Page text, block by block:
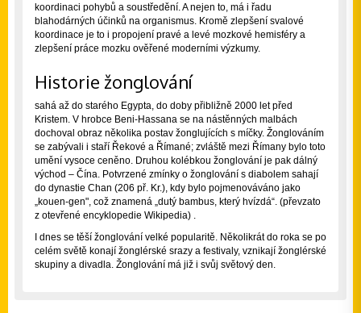
koordinaci pohybů a soustředění. A nejen to, má i řadu
blahodárných účinků na organismus. Kromě zlepšení svalové
koordinace je to i propojení pravé a levé mozkové hemisféry a
zlepšení práce mozku ověřené moderními výzkumy.
Historie žonglování
sahá až do starého Egypta, do doby přibližně 2000 let před
Kristem. V hrobce Beni-Hassana se na nástěnných malbách
dochoval obraz několika postav žonglujících s míčky. Žonglováním
se zabývali i staří Řekové a Římané; zvláště mezi Římany bylo toto
umění vysoce ceněno. Druhou kolébkou žonglování je pak dálný
východ – Čína. Potvrzené zmínky o žonglování s diabolem sahají
do dynastie Chan (206 př. Kr.), kdy bylo pojmenováváno jako
„kouen-gen", což znamená „dutý bambus, který hvízdá“. (převzato
z otevřené encyklopedie Wikipedia) .
I dnes se těší žonglování velké popularitě. Několikrát do roka se po
celém světě konají žonglérské srazy a festivaly, vznikají žonglérské
skupiny a divadla. Žonglování má již i svůj světový den.